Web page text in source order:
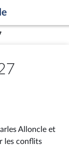
Alloncle et
les conflits